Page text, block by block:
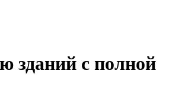
зданий с полной